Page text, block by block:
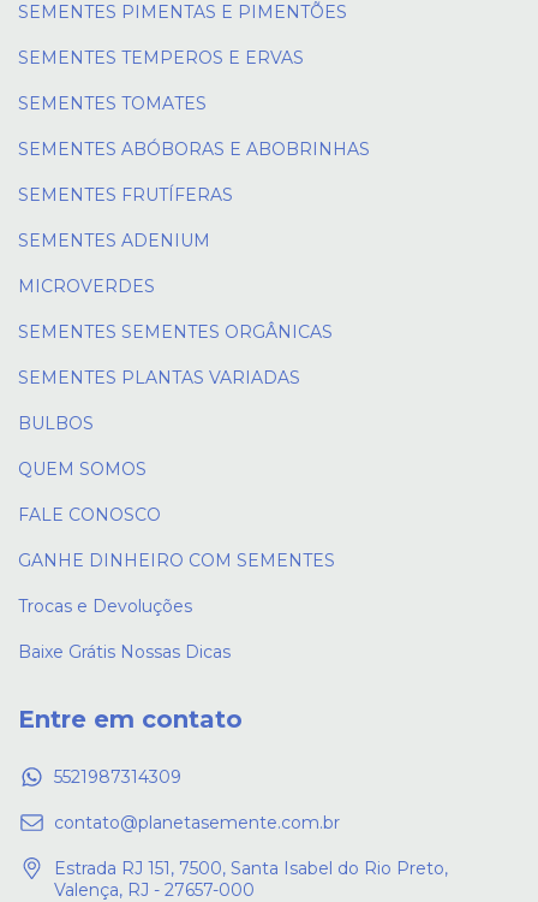
SEMENTES PIMENTAS E PIMENTÕES
SEMENTES TEMPEROS E ERVAS
SEMENTES TOMATES
SEMENTES ABÓBORAS E ABOBRINHAS
SEMENTES FRUTÍFERAS
SEMENTES ADENIUM
MICROVERDES
SEMENTES SEMENTES ORGÂNICAS
SEMENTES PLANTAS VARIADAS
BULBOS
QUEM SOMOS
FALE CONOSCO
GANHE DINHEIRO COM SEMENTES
Trocas e Devoluções
Baixe Grátis Nossas Dicas
Entre em contato
5521987314309
contato@planetasemente.com.br
Estrada RJ 151, 7500, Santa Isabel do Rio Preto,
Valença, RJ - 27657-000